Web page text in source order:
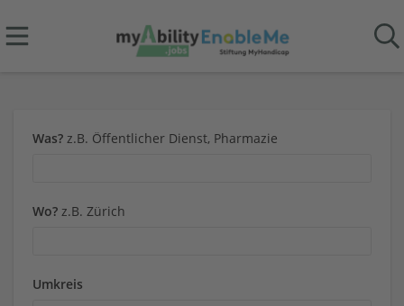
Was? z.B. Öffentlicher Dienst, Pharmazie
Wo? z.B. Zürich
Umkreis